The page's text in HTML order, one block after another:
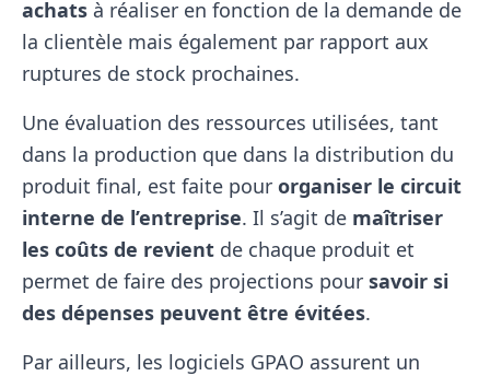
achats à réaliser en fonction de la demande de
la clientèle mais également par rapport aux
ruptures de stock prochaines.
Une évaluation des ressources utilisées, tant
dans la production que dans la distribution du
produit final, est faite pour organiser le circuit
interne de l’entreprise. Il s’agit de maîtriser
les coûts de revient de chaque produit et
permet de faire des projections pour savoir si
des dépenses peuvent être évitées.
Par ailleurs, les logiciels GPAO assurent un